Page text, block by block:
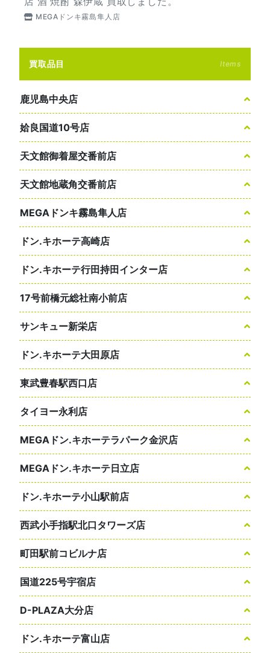
MEGAドンキ霧島隼人店
買取品目 Items
鹿児島中央店
姶良国道10号店
天文館御着屋交番前店
天文館地蔵角交番前店
MEGAドンキ霧島隼人店
ドン.キホーテ高崎店
ドン.キホーテ行田持田インター店
17号前橋元総社南小前店
サンキュー新栄店
ドン.キホーテ大田原店
東武豊春駅西口店
タイヨー永利店
MEGAドン.キホーテラパーク金沢店
MEGAドン.キホーテ日立店
ドン.キホーテ小山駅前店
西武小手指駅北口タワーズ店
町田駅前コビルナ店
国道225号宇宿店
D-PLAZA大分店
ドン.キホーテ富山店